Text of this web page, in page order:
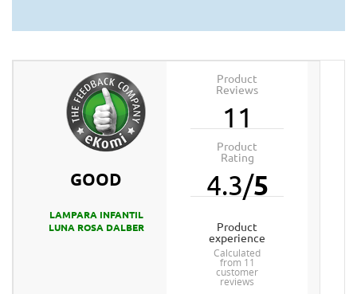
GOOD
LAMPARA INFANTIL
LUNA ROSA DALBER
Product
Reviews
11
Product
Rating
4.3/5
product
experience
calculated
from 11
customer
reviews